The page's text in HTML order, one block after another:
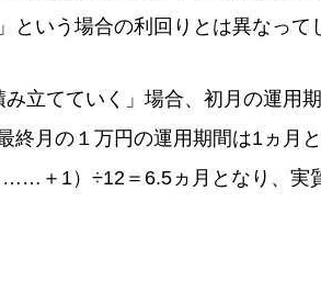
という場合の利回りとは異なって
み立てていく」場合、初月の運用
終月の１万円の運用期間は1ヵ月
……＋1）÷12＝6.5ヵ月となり、実